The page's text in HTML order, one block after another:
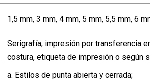
1,5 mm, 3 mm, 4 mm, 5 mm, 5,5 mm, 6
Serigrafía, impresión por transferencia
costura, etiqueta de impresión o según
a. Estilos de punta abierta y cerrada;